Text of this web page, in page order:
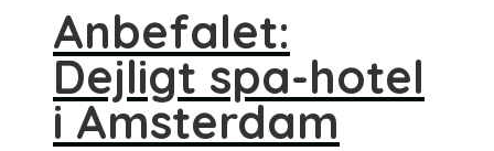
Anbefalet:
Dejligt spa-hotel
i Amsterdam